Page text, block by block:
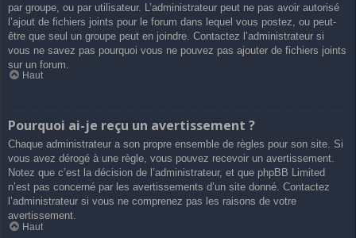
par groupe, ou par utilisateur. L’administrateur peut ne pas avoir autorisé
l’ajout de fichiers joints pour le forum dans lequel vous postez, ou peut-
être que seul un groupe peut en joindre. Contactez l’administrateur si
vous ne savez pas pourquoi vous ne pouvez pas ajouter de fichiers joints
sur un forum.
Haut
Pourquoi ai-je reçu un avertissement ?
Chaque administrateur a son propre ensemble de règles pour son site. Si
vous avez dérogé à une règle, vous pouvez recevoir un avertissement.
Notez que c’est la décision de l’administrateur, et que phpBB Limited
n’est pas concerné par les avertissements d’un site donné. Contactez
l’administrateur si vous ne comprenez pas les raisons de votre
avertissement.
Haut